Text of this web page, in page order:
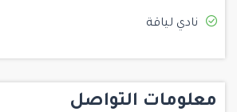
نادي لياقة
معلومات التواصل